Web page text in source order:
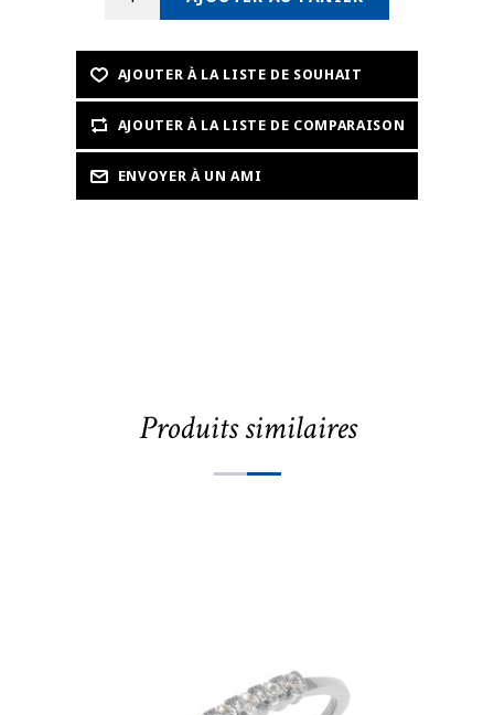
Produits similaires